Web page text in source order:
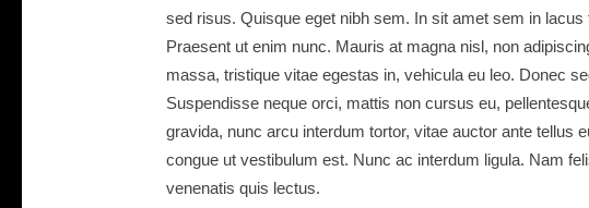
sed risus. Quisque eget nibh sem. In sit amet sem in
Praesent ut enim nunc. Mauris at magna nisl, non
massa, tristique vitae egestas in, vehicula eu leo. Donec
Suspendisse neque orci, mattis non cursus eu,
gravida, nunc arcu interdum tortor, vitae auctor ante tellus
congue ut vestibulum est. Nunc ac interdum ligula. Nam
venenatis quis lectus.